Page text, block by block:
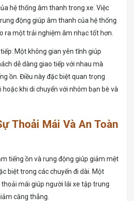
hệ thống âm thanh trong xe. Việc
động giúp âm thanh của hệ thống
ra một trải nghiệm âm nhạc tốt hơn.
Một không gian yên tĩnh giúp
dễ dàng giao tiếp với nhau mà
ồn. Điều này đặc biệt quan trọng
khi di chuyển với nhóm bạn bè và
Thoải Mái Và An Toàn
tiếng ồn và rung động giúp giảm mệt
biệt trong các chuyến đi dài. Một
mái giúp người lái xe tập trung
căng thẳng.